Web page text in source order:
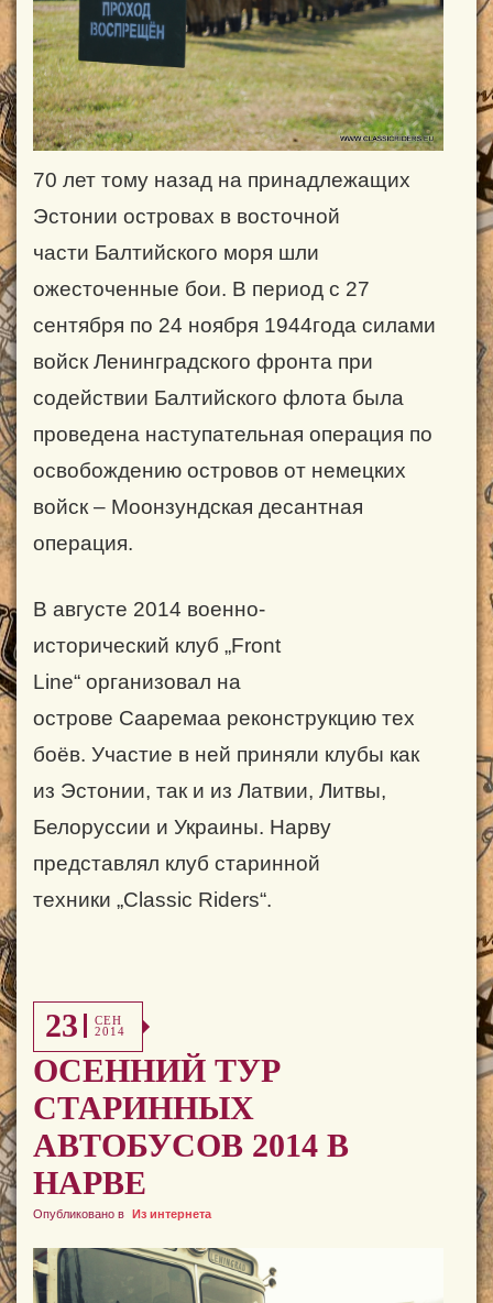
70 лет тому назад на принадлежащих
Эстонии островах в восточной
части Балтийского моря шли
ожесточенные бои. В период с 27
сентября по 24 ноября 1944года силами
войск Ленинградского фронта при
содействии Балтийского флота была
проведена наступательная операция по
освобождению островов от немецких
войск– Моонзундская десантная
операция.
В августе 2014 военно-
исторический клуб „Front
Line“ организовал на
острове Сааремаа реконструкцию тех
боёв. Участие в ней приняли клубы как
из Эстонии, так и из Латвии, Литвы,
Белоруссии и Украины. Нарву
представлял клуб старинной
техники „Classic Riders“.
23
СЕН
2014
ОСЕННИЙ ТУР
СТАРИННЫХ
АВТОБУСОВ 2014 В
НАРВЕ
Опубликовано в Из интернета